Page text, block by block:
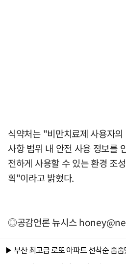
식약처는 "비만치료제 사용자
사항 범위 내 안전 사용 정보를
전하게 사용할 수 있는 환경 조
획"이라고 밝혔다.
◎공감언론 뉴시스